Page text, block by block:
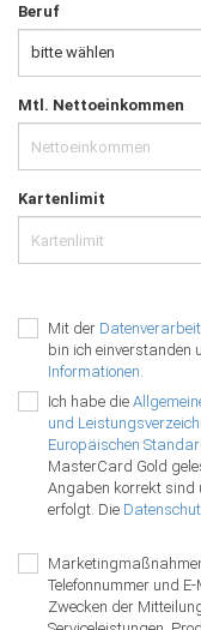
Beruf
Mtl. Nettoeinkommen
Kartenlimit
Mit der
bin ich einverstanden
Informationen.
Ich habe die
und
Europäischen
MasterCard Gold
Angaben korrekt
erfolgt. Die
Telefonnummer und
Zwecken der